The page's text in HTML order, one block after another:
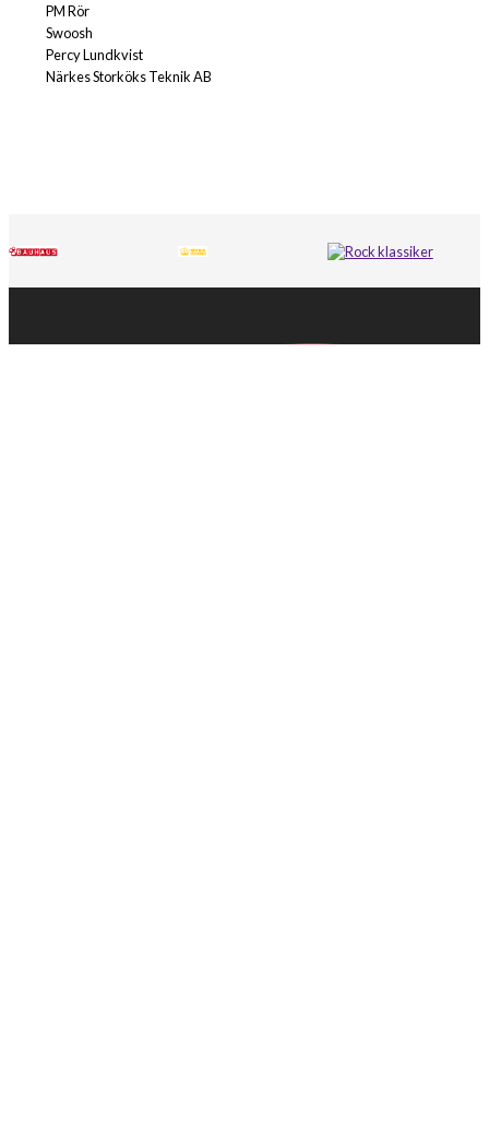
PM Rör
Swoosh
Percy Lundkvist
Närkes Storköks Teknik AB